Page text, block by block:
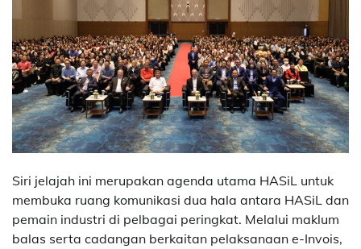
Siri jelajah ini merupakan agenda utama HASiL untuk
membuka ruang komunikasi dua hala antara HASiL dan
pemain industri di pelbagai peringkat. Melalui maklum
balas serta cadangan berkaitan pelaksanaan e-Invois,